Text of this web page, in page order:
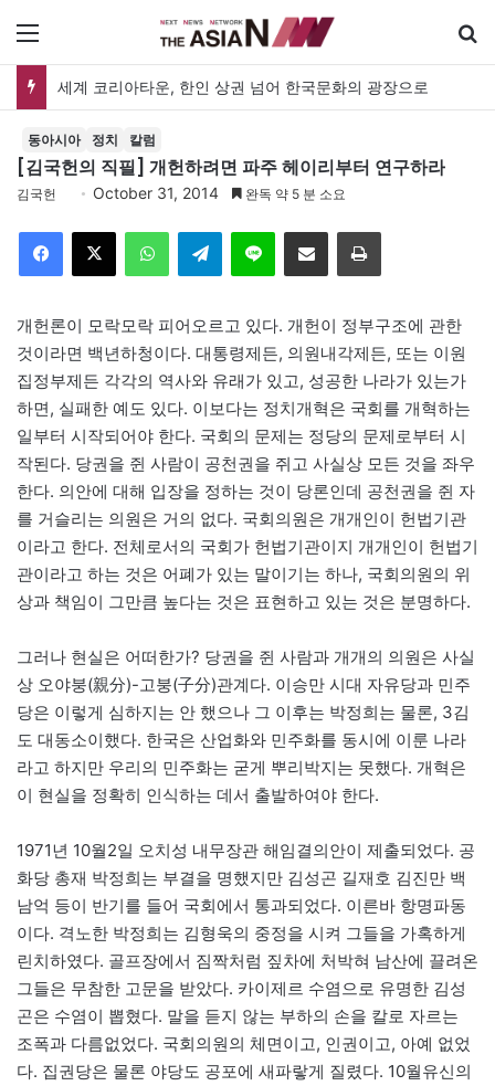
세계 코리아타운, 한인 상권 넘어 한국문화의 광장으로
동아시아 정치 칼럼
[김국헌의 직필] 개헌하려면 파주 헤이리부터 연구하라
김국헌 October 31, 2014 완독 약 5 분 소요
Telegram 이메일
개헌론이 모락모락 피어오르고 있다. 개헌이 정부구조에 관한
것이라면 백년하청이다. 대통령제든, 의원내각제든, 또는 이원
집정부제든 각각의 역사와 유래가 있고, 성공한 나라가 있는가
하면, 실패한 예도 있다. 이보다는 정치개혁은 국회를 개혁하는
일부터 시작되어야 한다. 국회의 문제는 정당의 문제로부터 시
작된다. 당권을 쥔 사람이 공천권을 쥐고 사실상 모든 것을 좌우
한다. 의안에 대해 입장을 정하는 것이 당론인데 공천권을 쥔 자
를 거슬리는 의원은 거의 없다. 국회의원은 개개인이 헌법기관
이라고 한다. 전체로서의 국회가 헌법기관이지 개개인이 헌법기
관이라고 하는 것은 어폐가 있는 말이기는 하나, 국회의원의 위
상과 책임이 그만큼 높다는 것은 표현하고 있는 것은 분명하다.
그러나 현실은 어떠한가? 당권을 쥔 사람과 개개의 의원은 사실
상 오야붕(親分)-고붕(子分)관계다. 이승만 시대 자유당과 민주
당은 이렇게 심하지는 안 했으나 그 이후는 박정희는 물론, 3김
도 대동소이했다. 한국은 산업화와 민주화를 동시에 이룬 나라
라고 하지만 우리의 민주화는 굳게 뿌리박지는 못했다. 개혁은
이 현실을 정확히 인식하는 데서 출발하여야 한다.
1971년 10월2일 오치성 내무장관 해임결의안이 제출되었다. 공
화당 총재 박정희는 부결을 명했지만 김성곤 길재호 김진만 백
남억 등이 반기를 들어 국회에서 통과되었다. 이른바 항명파동
이다. 격노한 박정희는 김형욱의 중정을 시켜 그들을 가혹하게
린치하였다. 골프장에서 짐짝처럼 짚차에 처박혀 남산에 끌려온
그들은 무참한 고문을 받았다. 카이제르 수염으로 유명한 김성
곤은 수염이 뽑혔다. 말을 듣지 않는 부하의 손을 칼로 자르는
조폭과 다름없었다. 국회의원의 체면이고, 인권이고, 아예 없었
다. 집권당은 물론 야당도 공포에 새파랗게 질렸다. 10월유신의